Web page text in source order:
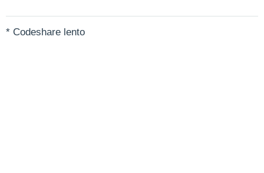
* Codeshare lento